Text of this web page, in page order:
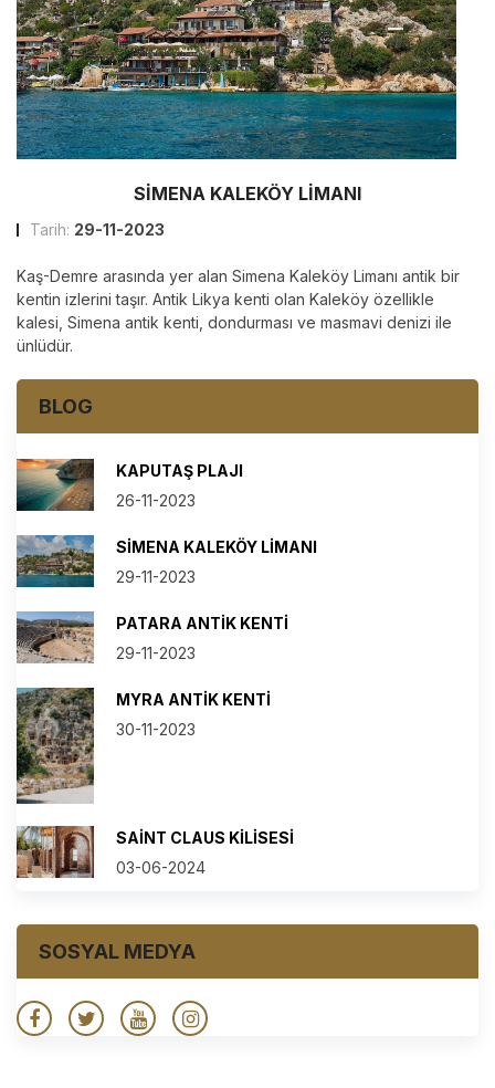
SIMENA KALEKÖY LIMANI
Tarih: 29-11-2023
Kaş-Demre arasında yer alan Simena Kaleköy Limanı antik bir
kentin izlerini taşır. Antik Likya kenti olan Kaleköy özellikle
kalesi, Simena antik kenti, dondurması ve masmavi denizi ile
ünlüdür.
BLOG
KAPUTAŞ PLAJI
26-11-2023
SIMENA KALEKÖY LIMANI
29-11-2023
PATARA ANTIK KENTI
29-11-2023
MYRA ANTIK KENTI
30-11-2023
SAINT CLAUS KILISESI
03-06-2024
SOSYAL MEDYA